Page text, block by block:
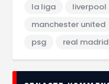
la liga
liverpool
manchester united
psg
real madrid